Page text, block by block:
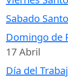
Sabado
Domingo de
17 Abril
Día del